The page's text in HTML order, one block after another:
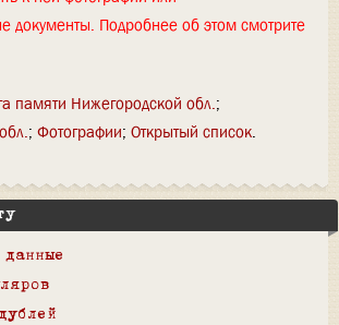
документы. Подробнее об этом смотрите
памяти Нижегородской обл.
Фотографии Открытый список